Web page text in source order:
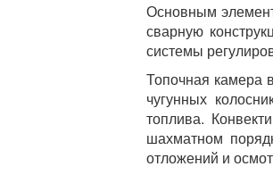
Основным
сварную
системы
Топочная камера
чугунных
топлива.
шахматном
отложений и